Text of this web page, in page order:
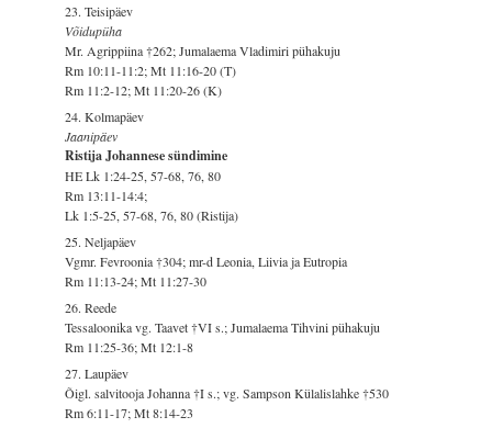
23. Teisipäev
Võidupüha
Mr. Agrippiina †262; Jumalaema Vladimiri pühakuju
Rm 10:11-11:2; Mt 11:16-20 (T)
Rm 11:2-12; Mt 11:20-26 (K)
24. Kolmapäev
Jaanipäev
Ristija Johannese sündimine
HE Lk 1:24-25, 57-68, 76, 80
Rm 13:11-14:4;
Lk 1:5-25, 57-68, 76, 80 (Ristija)
25. Neljapäev
Vgmr. Fevroonia †304; mr-d Leonia, Liivia ja Eutropia
Rm 11:13-24; Mt 11:27-30
26. Reede
Tessaloonika vg. Taavet †VI s.; Jumalaema Tihvini pühakuju
Rm 11:25-36; Mt 12:1-8
27. Laupäev
Õigl. salvitooja Johanna †I s.; vg. Sampson Külalislahke †530
Rm 6:11-17; Mt 8:14-23